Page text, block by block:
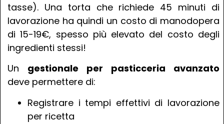
tasse). Una torta che richiede 45 minuti di
lavorazione ha quindi un costo di manodopera
di 15-19€, spesso più elevato del costo degli
ingredienti stessi!
Un gestionale per pasticceria avanzato
deve permettere di:
Registrare i tempi effettivi di lavorazione
per ricetta